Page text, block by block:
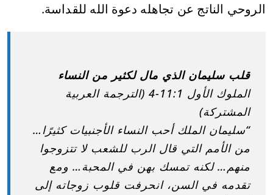
الروحي الناتج عن تجاهله دعوة الله للقداسة.
قلب سليمان الذي مال لكثير من النساء
الملوك الأول 11:1-4 (الترجمة العربية
المشتركة)
“سليمان الملك أحب النساء الأجنبيات كثيرًا…
من الأمم التي قال الرب للشعب لا تتزوجوا
منهم… لكنه تمسك بهن في المحبة… ومع
تقدمه في السن، انحرفت قلوب زوجاته إلى